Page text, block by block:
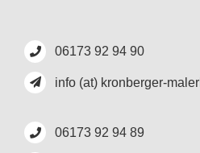
06173 92 94 90
info (at) kronberger-
06173 92 94 89